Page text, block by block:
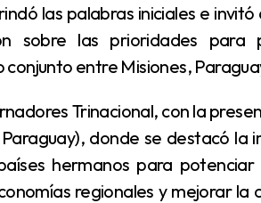
las palabras iniciales e
sobre las prioridades para
entre Misiones,
donde se destacó la
hermanos para potenciar
regionales y mejorar la